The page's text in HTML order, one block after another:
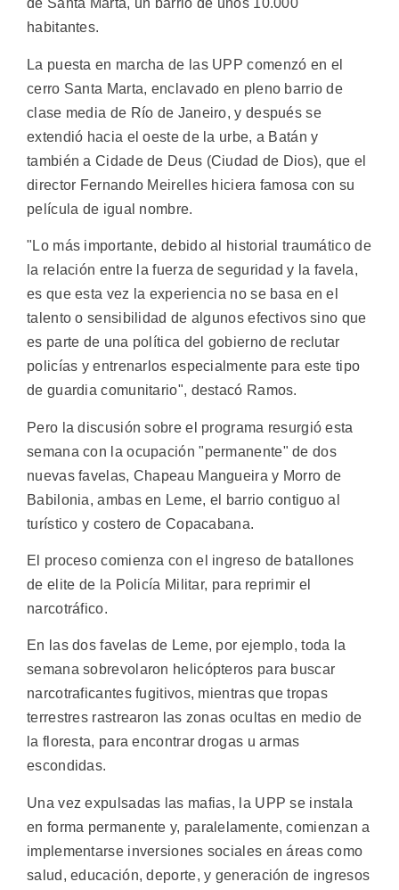
de Santa Marta, un barrio de unos 10.000
habitantes.
La puesta en marcha de las UPP comenzó en el
cerro Santa Marta, enclavado en pleno barrio de
clase media de Río de Janeiro, y después se
extendió hacia el oeste de la urbe, a Batán y
también a Cidade de Deus (Ciudad de Dios), que el
director Fernando Meirelles hiciera famosa con su
película de igual nombre.
"Lo más importante, debido al historial traumático de
la relación entre la fuerza de seguridad y la favela,
es que esta vez la experiencia no se basa en el
talento o sensibilidad de algunos efectivos sino que
es parte de una política del gobierno de reclutar
policías y entrenarlos especialmente para este tipo
de guardia comunitario", destacó Ramos.
Pero la discusión sobre el programa resurgió esta
semana con la ocupación "permanente" de dos
nuevas favelas, Chapeau Mangueira y Morro de
Babilonia, ambas en Leme, el barrio contiguo al
turístico y costero de Copacabana.
El proceso comienza con el ingreso de batallones
de elite de la Policía Militar, para reprimir el
narcotráfico.
En las dos favelas de Leme, por ejemplo, toda la
semana sobrevolaron helicópteros para buscar
narcotraficantes fugitivos, mientras que tropas
terrestres rastrearon las zonas ocultas en medio de
la floresta, para encontrar drogas u armas
escondidas.
Una vez expulsadas las mafias, la UPP se instala
en forma permanente y, paralelamente, comienzan a
implementarse inversiones sociales en áreas como
salud, educación, deporte, y generación de ingresos